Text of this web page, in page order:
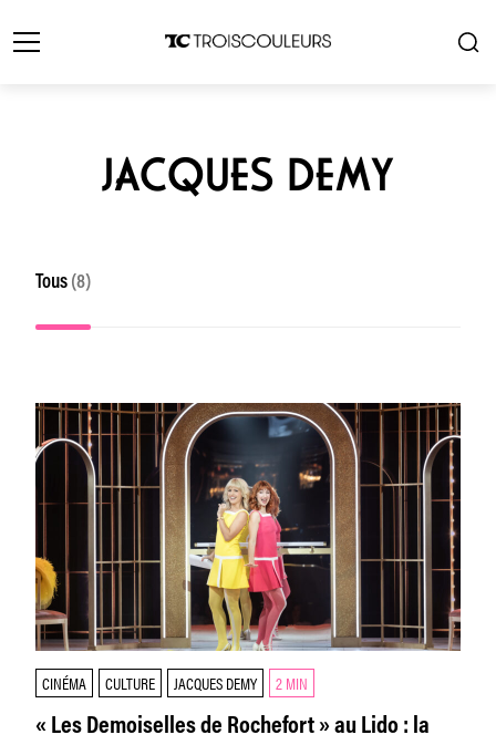
JACQUES DEMY
Tous (8)
CINÉMA CULTURE JACQUES DEMY 2 MIN
« Les Demoiselles de Rochefort » au Lido : la